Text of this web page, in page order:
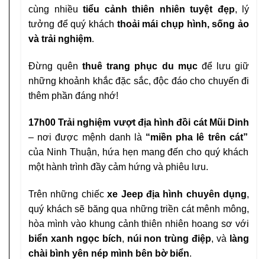
cùng nhiều tiểu cảnh thiên nhiên tuyệt đẹp, lý
tưởng để quý khách thoải mái chụp hình, sống ảo
và trải nghiệm.
Đừng quênthuê trang phục du mụcđể lưu giữ
những khoảnh khắc đặc sắc, độc đáo cho chuyến đi
thêm phần đáng nhớ!
17h00 Trải nghiệm vượt địa hình đồi cát Mũi Dinh
– nơi được mệnh danh là “miền pha lê trên cát”
của Ninh Thuận, hứa hẹn mang đến cho quý khách
một hành trình đầy cảm hứng và phiêu lưu.
Trên những chiếcxe Jeep địa hình chuyên dụng,
quý khách sẽ băng qua những triền cát mênh mông,
hòa mình vào khung cảnh thiên nhiên hoang sơ với
biển xanh ngọc bích, núi non trùng điệp, và làng
chài bình yên nép mình bên bờ biển.